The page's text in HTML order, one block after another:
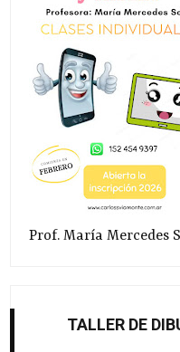
Prof. María Mercedes
TALLER DE